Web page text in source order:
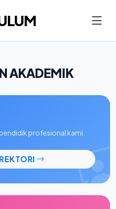
AKADEMIK
profesional kami.